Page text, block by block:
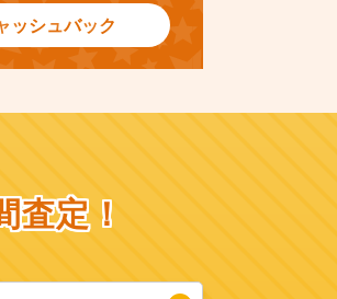
ッシュバック
査定！